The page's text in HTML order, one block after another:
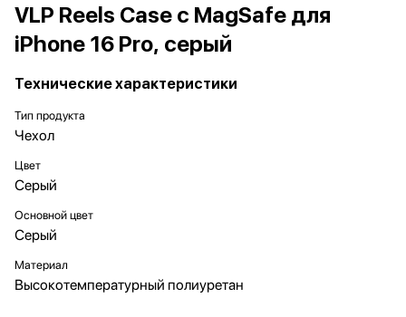
VLP Reels Case с MagSafe для
iPhone 16 Pro, серый
Технические характеристики
Тип продукта
Чехол
Цвет
Серый
Основной цвет
Серый
Материал
Высокотемпературный полиуретан